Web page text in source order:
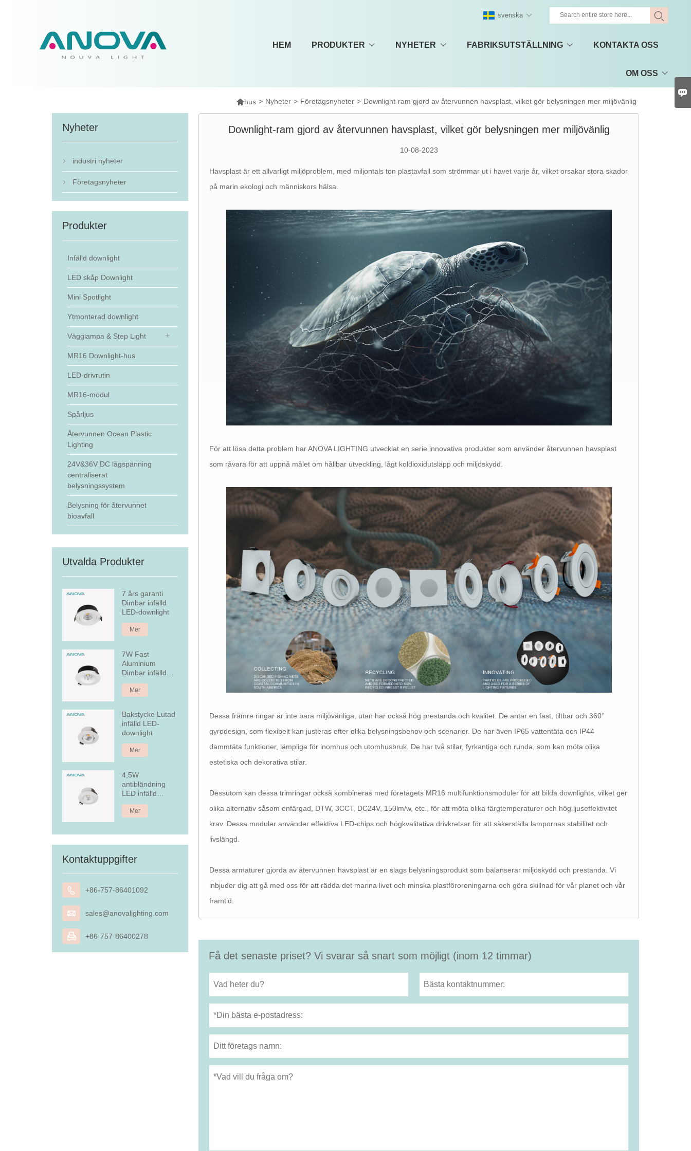
HEM PRODUKTER NYHETER FABRIKSUTSTÄLLNING KONTAKTA OSS
OM OSS
svenska
hus > Nyheter > Företagsnyheter > Downlight-ram gjord av återvunnen havsplast, vilket gör belysningen mer miljövänlig
Nyheter
 industri nyheter
 Företagsnyheter
Produkter
Infälld downlight
LED skåp Downlight
Mini Spotlight
Ytmonterad downlight
Vägglampa & Step Light
MR16 Downlight-hus
LED-drivrutin
MR16-modul
Spårljus
Återvunnen Ocean Plastic
Lighting
24V&36V DC lågspänning
centraliserat
belysningssystem
Belysning för återvunnet
bioavfall
Utvalda Produkter
7 års garanti
Dimbar infälld
LED-downlight
Mer
7W Fast
Aluminium
Dimbar infälld
LED Downlight
Mer
Bakstycke Lutad
infälld LED-
downlight
Mer
4,5W
antibländning
LED infälld
nedljus
Mer
Kontaktuppgifter
 +86-757-86401092
 sales@anovalighting.com
 +86-757-86400278
Downlight-ram gjord av återvunnen havsplast, vilket gör belysningen mer miljövänlig
10-08-2023
Havsplast är ett allvarligt miljöproblem, med miljontals ton plastavfall som strömmar ut i havet varje år, vilket orsakar stora skador
på marin ekologi och människors hälsa.
För att lösa detta problem har ANOVA LIGHTING utvecklat en serie innovativa produkter som använder återvunnen havsplast
som råvara för att uppnå målet om hållbar utveckling, lågt koldioxidutsläpp och miljöskydd.
Dessa främre ringar är inte bara miljövänliga, utan har också hög prestanda och kvalitet. De antar en fast, tiltbar och 360°
gyrodesign, som flexibelt kan justeras efter olika belysningsbehov och scenarier. De har även IP65 vattentäta och IP44
dammtäta funktioner, lämpliga för inomhus och utomhusbruk. De har två stilar, fyrkantiga och runda, som kan möta olika
estetiska och dekorativa stilar.
Dessutom kan dessa trimringar också kombineras med företagets MR16 multifunktionsmoduler för att bilda downlights, vilket ger
olika alternativ såsom enfärgad, DTW, 3CCT, DC24V, 150lm/w, etc., för att möta olika färgtemperaturer och hög ljuseffektivitet
krav. Dessa moduler använder effektiva LED-chips och högkvalitativa drivkretsar för att säkerställa lampornas stabilitet och
livslängd.
Dessa armaturer gjorda av återvunnen havsplast är en slags belysningsprodukt som balanserar miljöskydd och prestanda. Vi
inbjuder dig att gå med oss ​​för att rädda det marina livet och minska plastföroreningarna och göra skillnad för vår planet och vår
framtid.
Få det senaste priset? Vi svarar så snart som möjligt (inom 12 timmar)
